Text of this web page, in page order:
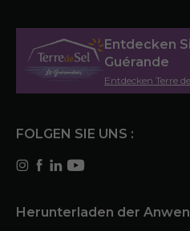
Entdecken
Guérande
Entdecken Terre
FOLGEN SIE UNS :
Herunterladen der